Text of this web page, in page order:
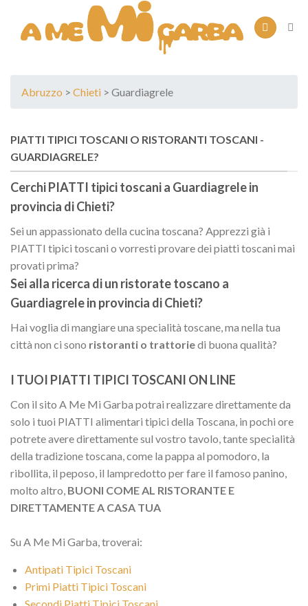
content
Abruzzo > Chieti > Guardiagrele
PIATTI TIPICI TOSCANI O RISTORANTI TOSCANI -
GUARDIAGRELE?
Cerchi PIATTI tipici toscani a Guardiagrelein
provincia diChieti?
Sei un appassionato della cucina toscana? Apprezzi già i
PIATTI tipici toscani o vorresti provare dei piatti toscani mai
provati prima?
Sei alla ricerca di un ristorate toscano a
Guardiagrelein provincia diChieti?
Hai voglia di mangiare una specialità toscane, ma nella tua
città non ci sono ristoranti o trattoriedi buona qualità?
I TUOI PIATTI TIPICI TOSCANI ON LINE
Con il sito A Me Mi Garba potrai realizzare direttamente da
solo i tuoi PIATTI alimentari tipici della Toscana, in pochi ore
potrete avere direttamente sul vostro tavolo, tante specialità
della tradizione toscana, come la pappa al pomodoro, la
ribollita, il peposo, il lampredotto per fare il famoso panino,
molto altro, BUONI COME AL RISTORANTE E
DIRETTAMENTE A CASA TUA
Su A Me Mi Garba, troverai:
Antipati Tipici Toscani
Primi Piatti Tipici Toscani
Secondi Piatti Tipici Toscani